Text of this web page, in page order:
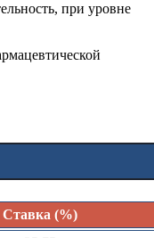
при уровне
Ставка (%)